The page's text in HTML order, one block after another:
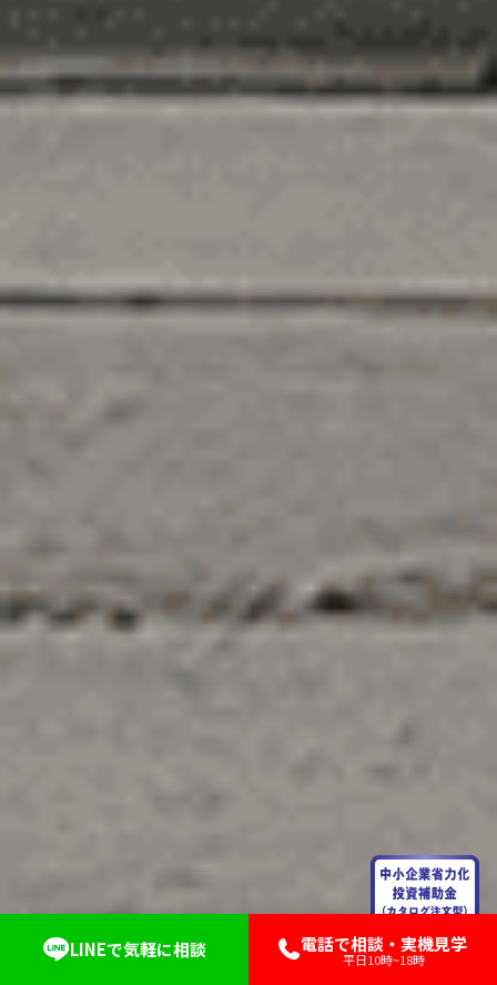
LINEで気軽に相談 電話で相談・実機見学
平日10時~18時